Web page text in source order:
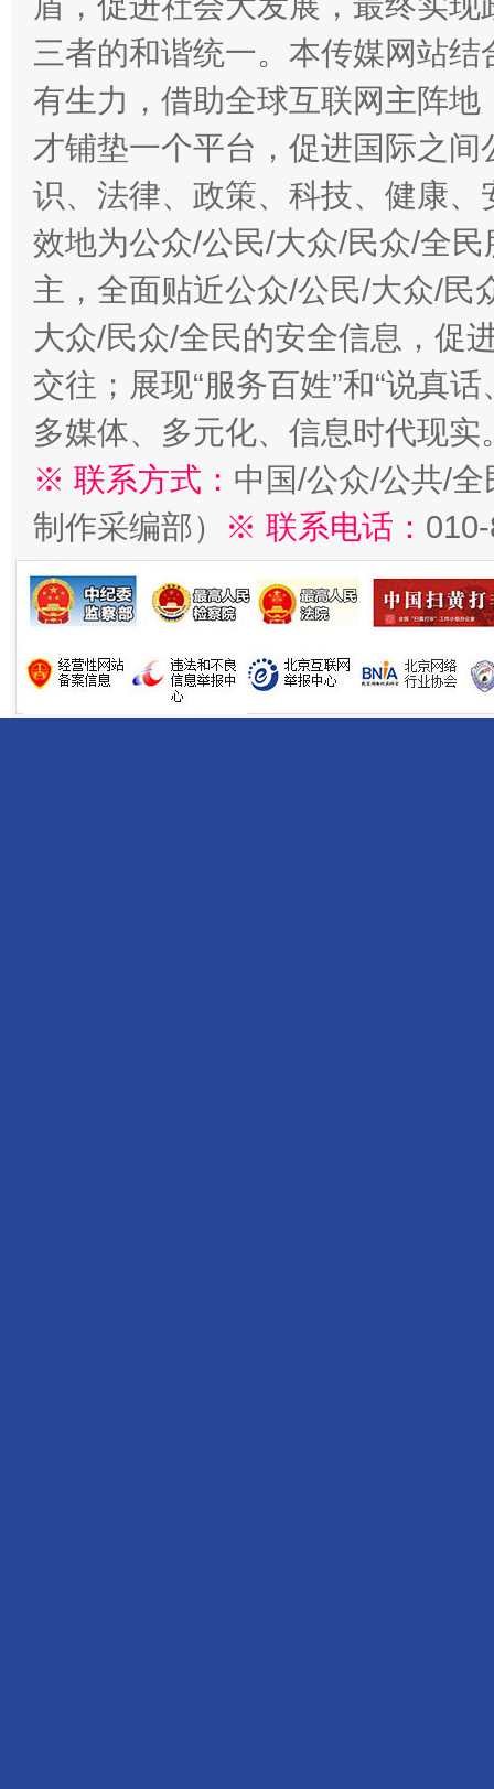
三者的和谐统一。本传媒网站
有生力，借助全球互联网主阵
才铺垫一个平台，促进国际之
识、法律、政策、科技、健康
效地为公众/公民/大众/民众/全
主，全面贴近公众/公民/大众/民
大众/民众/全民的安全信息，促
交往；展现“服务百姓”和“说真
多媒体、多元化、信息时代现实
※ 联系方式： 中国/公众/公共/
制作采编部）
※ 联系电话：